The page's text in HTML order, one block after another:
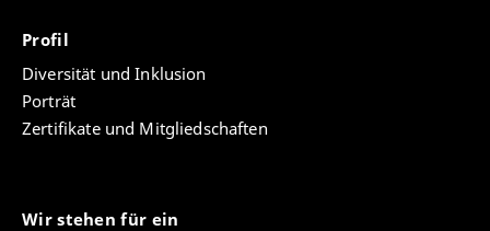
Profil
Diversität und Inklusion
Porträt
Zertifikate und Mitgliedschaften
Wir stehen für ein